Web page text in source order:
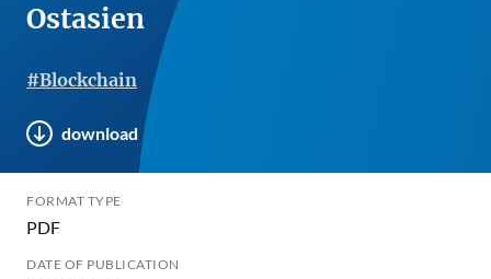
Ostasien
#Blockchain
download
FORMAT TYPE
PDF
DATE OF PUBLICATION